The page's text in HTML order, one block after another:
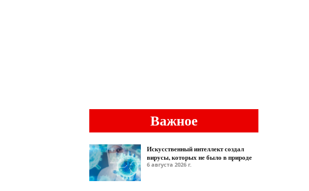
Важное
Искусственный интеллект создал
вирусы, которых не было в природе
6 августа 2026 г.